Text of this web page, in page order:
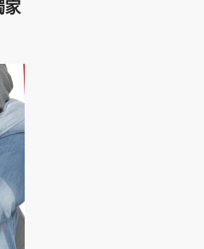
家